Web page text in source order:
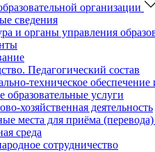
организации
сведения
и органы управления
Педагогический состав
техническое обеспечение
образовательные услуги
хозяйственная деятельность
места для приёма
среда
сотрудничество